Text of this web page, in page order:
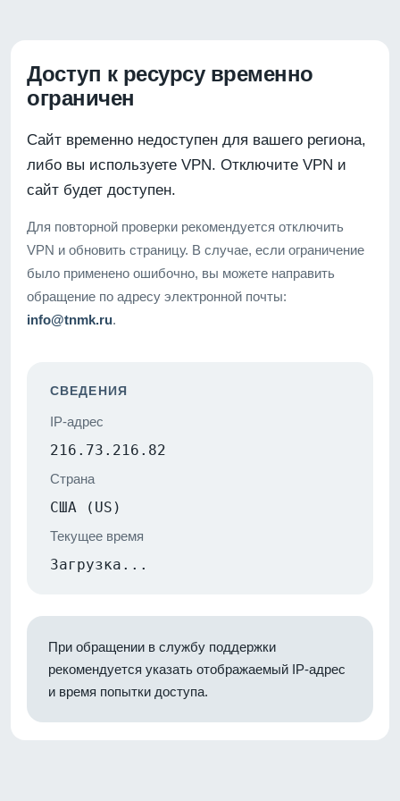
Доступ к ресурсу временно
ограничен
Сайт временно недоступен для вашего региона,
либо вы используете VPN. Отключите VPN и
сайт будет доступен.
Для повторной проверки рекомендуется отключить
VPN и обновить страницу. В случае, если ограничение
было применено ошибочно, вы можете направить
обращение по адресу электронной почты:
info@tnmk.ru.
СВЕДЕНИЯ
IP-адрес
216.73.216.82
Страна
США (US)
Текущее время
Загрузка...
При обращении в службу поддержки
рекомендуется указать отображаемый IP-адрес
и время попытки доступа.